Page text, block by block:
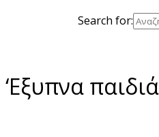
Search for:
‘Εξυπνα